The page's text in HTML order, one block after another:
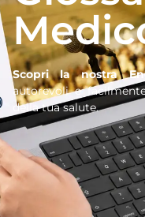
Scopri la nostra
autorevoli e
della tua salute.